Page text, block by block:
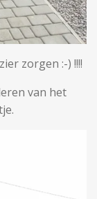
zorgen :-) !!!!
van het